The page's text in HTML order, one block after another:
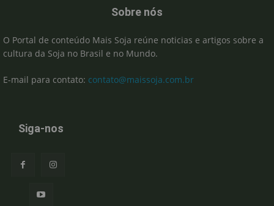
Sobre nós
O Portal de conteúdo Mais Soja reúne noticias e artigos sobre a
cultura da Soja no Brasil e no Mundo.
E-mail para contato: contato@maissoja.com.br
Siga-nos